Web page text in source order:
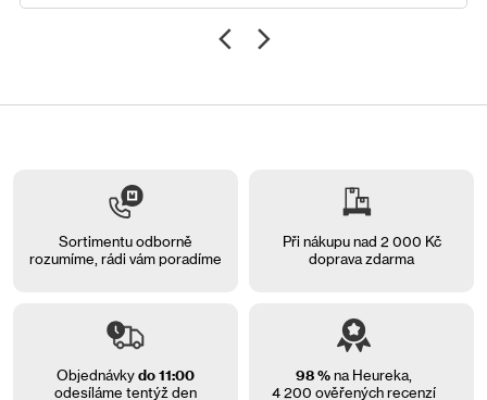
Sortimentu odborně
rozumíme, rádi vámporadíme
Při nákupu nad 2 000 Kč
doprava zdarma
Objednávkydo 11:00
odesíláme tentýž den
98 %na Heureka,
4 200 ověřených recenzí